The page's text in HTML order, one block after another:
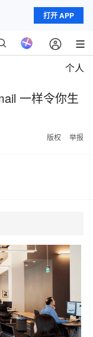
打开 APP
个人
一样令你生
版权 举报